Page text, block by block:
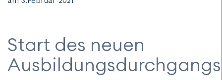
Start des neuen
Ausbildungsdurchgangs